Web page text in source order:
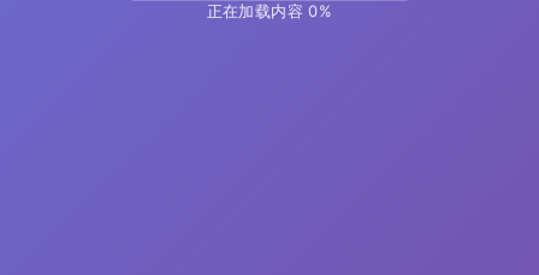
正在加载内容 5%